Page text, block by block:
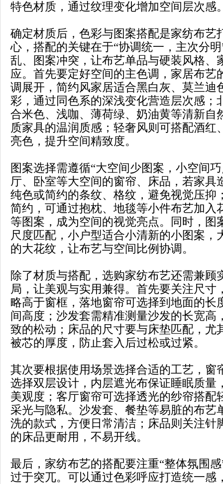
特色材质，通过纹理变化增加空间层次感
确定材质后，色彩与图案搭配是家纺布艺
心，搭配的关键在于“协调统一，主次分
乱、图案冲突，让布艺单品与硬装风格、
应。首先要定好空间的主色调，家居布艺
调展开，简约风家居适合黑白灰、莫兰迪
彩，通过同色系的深浅变化营造层次感；
合米色、浅咖、薄荷绿、奶油黄等清新自
质家具的温润质感；轻奢风则可搭配酒红
亮色，提升空间精致度。
图案选择需遵循“大空间少图案，小空间
厅、卧室等大空间的窗帘、床品，若家具
纯色或简约的条纹、格纹，避免视觉压抑
简约，可通过抱枕、地毯等小件布艺加入
等图案，成为空间的视觉亮点。同时，图
尺度匹配，小户型适合小清新的小图案，
的大花纹，让布艺与空间比例协调。
除了材质与搭配，选购家纺布艺还需兼顾
局，让美观与实用兼得。首先要关注尺寸
略高于窗框，落地窗帘可选择到地面的长
间高度；沙发套需精准测量沙发的长宽高
致的松动；床品的尺寸要与床垫匹配，尤
被芯的厚度，防止套入后过松或过紧。
其次要根据使用场景选择合适的工艺，窗
选择双层设计，内层遮光布保证睡眠质量
美观度；客厅窗帘可选择透光的纱帘搭配
采光与隐私。沙发套、餐垫等易脏的布艺
洗的款式，方便日常清洁；床品则关注针
的床品更耐用，不易开线。
最后，家纺布艺的搭配要注重“整体氛围
过于突兀。可以通过色彩呼应打造统一感